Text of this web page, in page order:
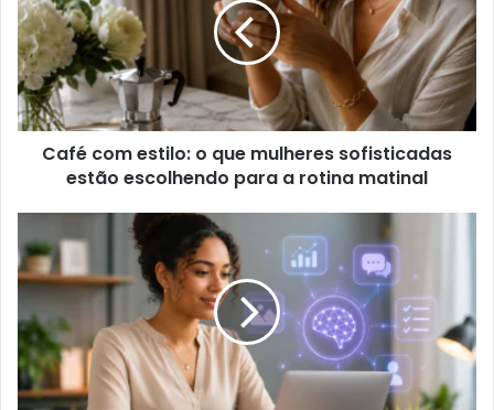
Café com estilo: o que mulheres sofisticadas
estão escolhendo para a rotina matinal